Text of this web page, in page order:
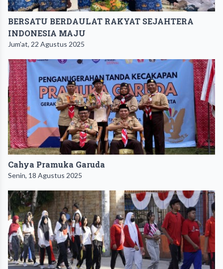
BERSATU BERDAULAT RAKYAT SEJAHTERA
INDONESIA MAJU
Jum'at, 22 Agustus 2025
Cahya Pramuka Garuda
Senin, 18 Agustus 2025